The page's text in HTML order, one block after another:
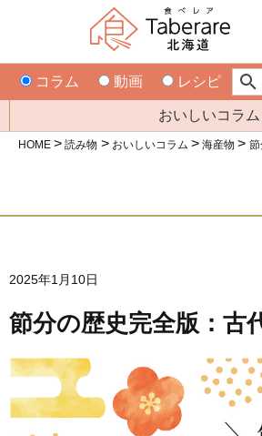
コラム 動画 レシピ
おいしいコラム
HOME 読み物 おいしいコラム 海産物
2025年1月10日
節分の歴史完全版：古